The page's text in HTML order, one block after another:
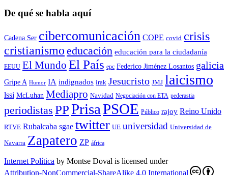
De qué se habla aquí
Cadena Ser cibercomunicación COPE covid crisis
cristianismo educación educación para la ciudadaní­a
EEUU El Mundo El País epc Federico Jiménez Losantos galicia
Gripe A Humor IA indignados irak Jesucristo JMJ laicismo
lssi McLuhan Mediapro Navidad Negociación con ETA pederastia
periodistas PPPrisaPSOE Público rajoy Reino Unido
RTVE Rubalcaba sgae twitter UE universidad Universidad de
Navarra Zapatero ZP áfrica
Internet Política by Montse Doval is licensed under
Attribution-NonCommercial-ShareAlike 4.0 International